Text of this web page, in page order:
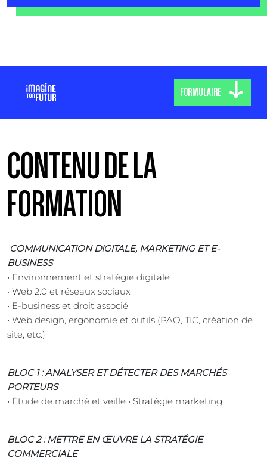
FORMULAIRE
CONTENU DE LA
FORMATION
COMMUNICATION DIGITALE, MARKETING ET E-
BUSINESS
• Environnement et stratégie digitale
• Web 2.0 et réseaux sociaux
• E-business et droit associé
• Web design, ergonomie et outils (PAO, TIC, création de
site, etc.)
BLOC 1 : ANALYSER ET DÉTECTER DES MARCHÉS
PORTEURS
• Étude de marché et veille • Stratégie marketing
BLOC 2 : METTRE EN ŒUVRE LA STRATÉGIE
COMMERCIALE